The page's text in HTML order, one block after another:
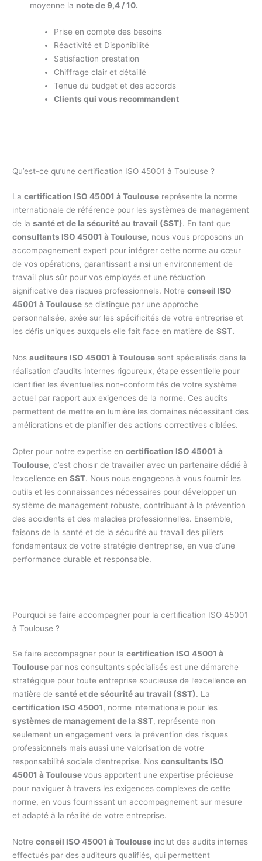
moyenne la note de 9,4 / 10.
Prise en compte des besoins
Réactivité et Disponibilité
Satisfaction prestation
Chiffrage clair et détaillé
Tenue du budget et des accords
Clients qui vous recommandent
Qu’est-ce qu’une certification ISO 45001 à Toulouse ?
Lacertification ISO 45001 à Toulouse représente la norme
internationale de référence pour les systèmes de management
de lasanté et de la sécurité au travail (SST). En tant que
consultants ISO 45001 à Toulouse, nous vous proposons un
accompagnement expert pour intégrer cette norme au cœur
de vos opérations, garantissant ainsi un environnement de
travail plus sûr pour vos employés et une réduction
significative des risques professionnels. Notreconseil ISO
45001 à Toulouse se distingue par une approche
personnalisée, axée sur les spécificités de votre entreprise et
les défis uniques auxquels elle fait face en matière deSST.
Nosauditeurs ISO 45001 à Toulouse sont spécialisés dans la
réalisation d’audits internes rigoureux, étape essentielle pour
identifier les éventuelles non-conformités de votre système
actuel par rapport aux exigences de la norme. Ces audits
permettent de mettre en lumière les domaines nécessitant des
améliorations et de planifier des actions correctives ciblées.
Opter pour notre expertise encertification ISO 45001 à
Toulouse, c’est choisir de travailler avec un partenaire dédié à
l’excellence enSST. Nous nous engageons à vous fournir les
outils et les connaissances nécessaires pour développer un
système de management robuste, contribuant à la prévention
des accidents et des maladies professionnelles. Ensemble,
faisons de la santé et de la sécurité au travail des piliers
fondamentaux de votre stratégie d’entreprise, en vue d’une
performance durable et responsable.
Pourquoi se faire accompagner pour la certification ISO 45001
à Toulouse ?
Se faire accompagner pour lacertification ISO 45001 à
Toulouse par nos consultants spécialisés est une démarche
stratégique pour toute entreprise soucieuse de l’excellence en
matière desanté et de sécurité au travail (SST). La
certification ISO 45001 , norme internationale pour les
systèmes de management de la SST, représente non
seulement un engagement vers la prévention des risques
professionnels mais aussi une valorisation de votre
responsabilité sociale d’entreprise. Nosconsultants ISO
45001 à Toulousevous apportent une expertise précieuse
pour naviguer à travers les exigences complexes de cette
norme, en vous fournissant un accompagnement sur mesure
et adapté à la réalité de votre entreprise.
Notreconseil ISO 45001 à Toulouse inclut des audits internes
effectués par des auditeurs qualifiés, qui permettent